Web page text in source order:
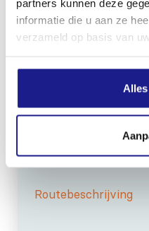
partners kunnen deze
informatie die u aan ze
verzameld op basis van
OPENINGSTIJDEN
Maandag t/m vrijdag:
09:00 -
Zondag: gesloten
Routebeschrijving